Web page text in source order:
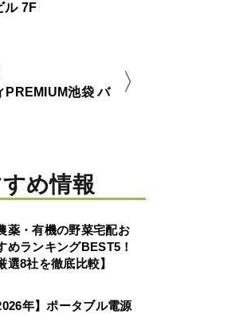
ル 7F
PREMIUM池袋 バ
め情報
薬・有機の野菜宅配お
めランキングBEST5！
選8社を徹底比較】
年】ポータブル電源